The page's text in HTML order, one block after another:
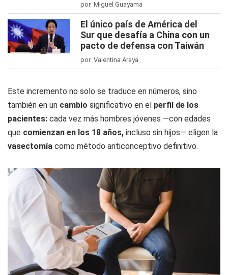
por Miguel Guayama
El único país de América del
Sur que desafía a China con un
pacto de defensa con Taiwán
por Valentina Araya
Este incremento no solo se traduce en números, sino
también en un cambio significativo en el perfil de los
pacientes: cada vez más hombres jóvenes —con edades
que comienzan en los 18 años, incluso sin hijos— eligen la
vasectomía como método anticonceptivo definitivo.